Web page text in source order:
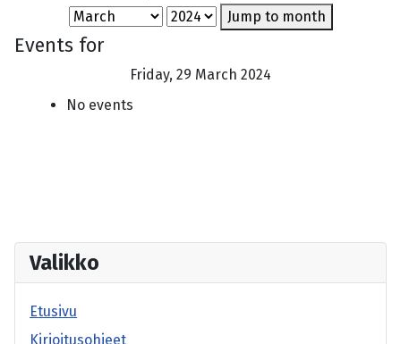
Jump to month
Events for
Friday, 29 March 2024
No events
Valikko
Etusivu
Kirjoitusohjeet